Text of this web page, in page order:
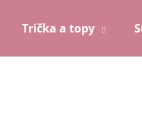
Trička a topy